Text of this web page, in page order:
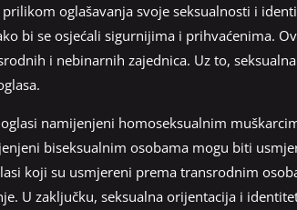
oglašavanja svoje seksualnosti i
bi se osjećali sigurnijima i prihvaćenima.
i nebinarnih zajednica. Uz to,
namijenjeni homoseksualnim
biseksualnim osobama mogu biti
koji su usmjereni prema transrodnim
U zaključku, seksualna orijentacija i